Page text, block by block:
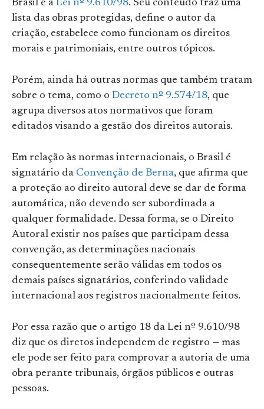
Brasil é a Lei nº 9.610/98. Seu conteúdo traz uma
lista das obras protegidas, define o autor da
criação, estabelece como funcionam os direitos
morais e patrimoniais, entre outros tópicos.
Porém, ainda há outras normas que também tratam
sobre o tema, como o Decreto nº 9.574/18, que
agrupa diversos atos normativos que foram
editados visando a gestão dos direitos autorais.
Em relação às normas internacionais, o Brasil é
signatário da Convenção de Berna, que afirma que
a proteção ao direito autoral deve se dar de forma
automática, não devendo ser subordinada a
qualquer formalidade. Dessa forma, se o Direito
Autoral existir nos países que participam dessa
convenção, as determinações nacionais
consequentemente serão válidas em todos os
demais países signatários, conferindo validade
internacional aos registros nacionalmente feitos.
Por essa razão que o artigo 18 da Lei nº 9.610/98
diz que os diretos independem de registro — mas
ele pode ser feito para comprovar a autoria de uma
obra perante tribunais, órgãos públicos e outras
pessoas.